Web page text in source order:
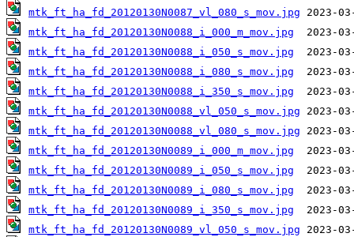
mtk_ft_ha_fd_20120130N0087_vl_080_s_mov.jpg
mtk_ft_ha_fd_20120130N0088_i_000_m_mov.jpg
mtk_ft_ha_fd_20120130N0088_i_050_s_mov.jpg
mtk_ft_ha_fd_20120130N0088_i_080_s_mov.jpg
mtk_ft_ha_fd_20120130N0088_i_350_s_mov.jpg
mtk_ft_ha_fd_20120130N0088_vl_050_s_mov.jpg
mtk_ft_ha_fd_20120130N0088_vl_080_s_mov.jpg
mtk_ft_ha_fd_20120130N0089_i_000_m_mov.jpg
mtk_ft_ha_fd_20120130N0089_i_050_s_mov.jpg
mtk_ft_ha_fd_20120130N0089_i_080_s_mov.jpg
mtk_ft_ha_fd_20120130N0089_i_350_s_mov.jpg
mtk_ft_ha_fd_20120130N0089_vl_050_s_mov.jpg